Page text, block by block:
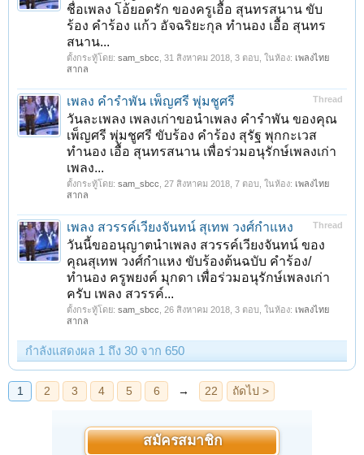
ชื่อเพลง โอ้ยอดรัก ของครูเอื้อ สุนทรสนาน ขับ
ร้อง คำร้อง แก้ว อัจฉริยะกุล ทำนอง เอื้อ สุนทร
สนาน...
ตั้งกระทู้โดย: sam_sbcc 31 สิงหาคม 2018 , 3 ตอบ, ในห้อง: เพลงไทย
สากล
Thread
เพลง คำรำพัน เพ็ญศรี พุ่มชูศรี
วันละเพลง เพลงเก่าขอนำเพลง คำรำพัน ของคุณ
เพ็ญศรี พุ่มชูศรี ขับร้อง คำร้อง สุรัฐ พุกกะเวส
ทำนอง เอื้อ สุนทรสนาน เพื่อร่วมอนุรักษ์เพลงเก่า
เพลง...
ตั้งกระทู้โดย: sam_sbcc 27 สิงหาคม 2018 , 7 ตอบ, ในห้อง: เพลงไทย
สากล
Thread
เพลง สวรรค์เวียงจันทน์ สุเทพ วงศ์กำแหง
วันนี้ขออนุญาตนำเพลง สวรรค์เวียงจันทน์ ของ
คุณสุเทพ วงศ์กำแหง ขับร้องต้นฉบับ คำร้อง/
ทำนอง ครูพยงค์ มุกดา เพื่อร่วมอนุรักษ์เพลงเก่า
ครับ เพลง สวรรค์...
ตั้งกระทู้โดย: sam_sbcc 26 สิงหาคม 2018 , 3 ตอบ, ในห้อง: เพลงไทย
สากล
กำลังแสดงผล 1 ถึง 30 จาก 650
สมัครสมาชิก